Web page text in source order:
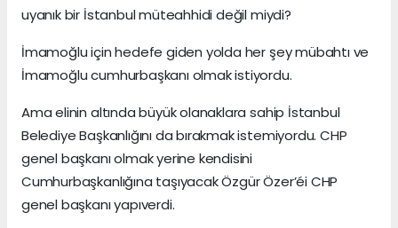
uyanık bir İstanbul müteahhidi değil miydi?
İmamoğlu için hedefe giden yolda her şey mübahtı ve
İmamoğlu cumhurbaşkanı olmak istiyordu.
Ama elinin altında büyük olanaklara sahip İstanbul
Belediye Başkanlığını da bırakmak istemiyordu. CHP
genel başkanı olmak yerine kendisini
Cumhurbaşkanlığına taşıyacak Özgür Özer’éi CHP
genel başkanı yapıverdi.